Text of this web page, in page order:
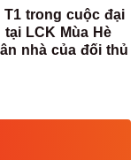
trong cuộc đại
LCK Mùa Hè
nhà của đối thủ